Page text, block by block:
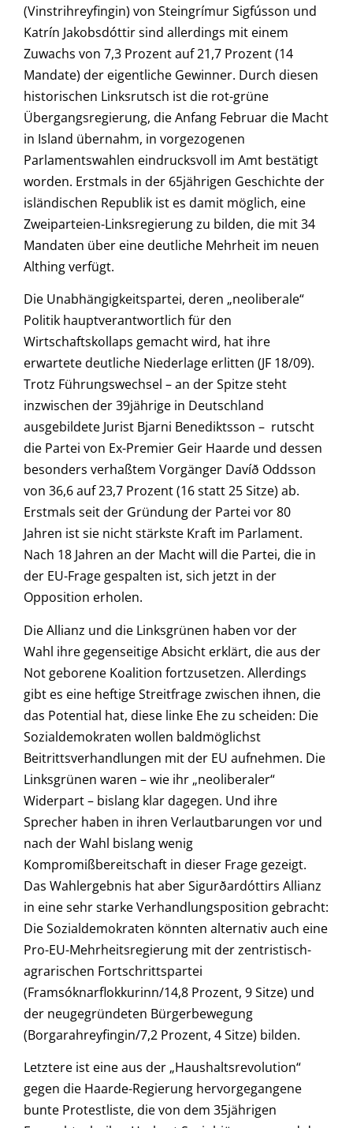
(Vinstrihreyfingin) von Steingrímur Sigfússon und
Katrín Jakobsdóttir sind allerdings mit einem
Zuwachs von 7,3 Prozent auf 21,7 Prozent (14
Mandate) der eigentliche Gewinner. Durch diesen
historischen Linksrutsch ist die rot-grüne
Übergangsregierung, die Anfang Februar die Macht
in Island übernahm, in vorgezogenen
Parlamentswahlen eindrucksvoll im Amt bestätigt
worden. Erstmals in der 65jährigen Geschichte der
isländischen Republik ist es damit möglich, eine
Zweiparteien-Linksregierung zu bilden, die mit 34
Mandaten über eine deutliche Mehrheit im neuen
Althing verfügt.
Die Unabhängigkeitspartei, deren „neoliberale“
Politik hauptverantwortlich für den
Wirtschaftskollaps gemacht wird, hat ihre
erwartete deutliche Niederlage erlitten (JF 18/09).
Trotz Führungswechsel – an der Spitze steht
inzwischen der 39jährige in Deutschland
ausgebildete Jurist Bjarni Benediktsson – rutscht
die Partei von Ex-Premier Geir Haarde und dessen
besonders verhaßtem Vorgänger Davíð Oddsson
von 36,6 auf 23,7 Prozent (16 statt 25 Sitze) ab.
Erstmals seit der Gründung der Partei vor 80
Jahren ist sie nicht stärkste Kraft im Parlament.
Nach 18 Jahren an der Macht will die Partei, die in
der EU-Frage gespalten ist, sich jetzt in der
Opposition erholen.
Die Allianz und die Linksgrünen haben vor der
Wahl ihre gegenseitige Absicht erklärt, die aus der
Not geborene Koalition fortzusetzen. Allerdings
gibt es eine heftige Streitfrage zwischen ihnen, die
das Potential hat, diese linke Ehe zu scheiden: Die
Sozialdemokraten wollen baldmöglichst
Beitrittsverhandlungen mit der EU aufnehmen. Die
Linksgrünen waren – wie ihr „neoliberaler“
Widerpart – bislang klar dagegen. Und ihre
Sprecher haben in ihren Verlautbarungen vor und
nach der Wahl bislang wenig
Kompromißbereitschaft in dieser Frage gezeigt.
Das Wahlergebnis hat aber Sigurðardóttirs Allianz
in eine sehr starke Verhandlungsposition gebracht:
Die Sozialdemokraten könnten alternativ auch eine
Pro-EU-Mehrheitsregierung mit der zentristisch-
agrarischen Fortschrittspartei
(Framsóknarflokkurinn/14,8 Prozent, 9 Sitze) und
der neugegründeten Bürgerbewegung
(Borgarahreyfingin/7,2 Prozent, 4 Sitze) bilden.
Letztere ist eine aus der „Haushaltsrevolution“
gegen die Haarde-Regierung hervorgegangene
bunte Protestliste, die von dem 35jährigen